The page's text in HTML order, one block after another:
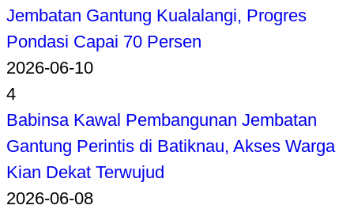
Jembatan Gantung Kualalangi, Progres
Pondasi Capai 70 Persen
2026-06-10
4
Babinsa Kawal Pembangunan Jembatan
Gantung Perintis di Batiknau, Akses Warga
Kian Dekat Terwujud
2026-06-08